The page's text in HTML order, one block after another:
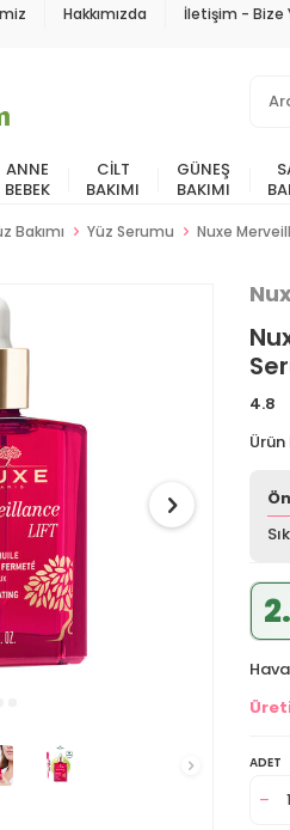
Hakkımızda İletişim - Bize
ANNE
BEBEK
CILT
BAKIMI
GÜNEŞ
BAKIMI
Bakımı Yüz Serumu Nuxe
4.8
ADET